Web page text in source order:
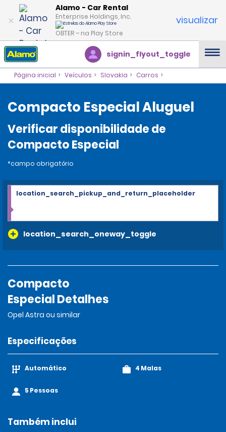
Alamo - Car Rental
Enterprise Holdings, Inc.
OBTER – na Play Store
visualizar
signin_flyout_toggle
Página inicial Veículos Slovakia Carros
Compacto Especial Aluguel
Verificar disponibilidade de
Compacto Especial
*campo obrigatório
location_search_oneway_toggle
location_search_pickup_and_return_placeholder
Compacto
Especial Detalhes
Opel Astra ou similar
Especificações
Automático
5 Pessoas
4 Malas
Também inclui